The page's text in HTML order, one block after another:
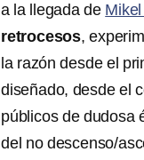
a la llegada de
retrocesos,
la razón desde el
diseñado, desde el
públicos de dudosa
del no descenso/